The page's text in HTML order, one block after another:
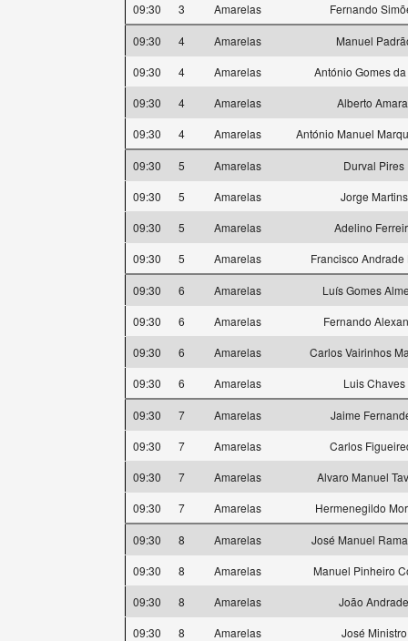
09:30
3 Amarelas Fernando
09:30 4 Amarelas
Manuel
09:30
4 Amarelas
António Gomes
09:30
4 Amarelas
Alberto
09:30
4 Amarelas António Manuel
09:30 5 Amarelas
Durval Pires
09:30
5 Amarelas
Jorge Martins
09:30
5 Amarelas
Adelino
09:30
5 Amarelas Francisco Andrade
09:30 6 Amarelas
Luís Gomes
09:30
6 Amarelas
Fernando
09:30
6 Amarelas
Carlos Vairinhos
09:30
6 Amarelas Luis Chaves
09:30 7 Amarelas
Jaime
09:30
7 Amarelas
Carlos
09:30
7 Amarelas
Alvaro Manuel
09:30
7 Amarelas Hermenegildo
09:30 8 Amarelas
José Manuel
09:30
8 Amarelas
Manuel Pinheiro
09:30
8 Amarelas
João Andrade
09:30
8 Amarelas José Ministro